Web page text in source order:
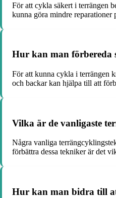
För att cykla säkert i terrängen
kunna göra mindre reparationer
Hur kan man förbereda
För att kunna cykla i terrängen
och backar kan hjälpa till att
Vilka är de vanligaste
Några vanliga
förbättra dessa tekniker är det
Hur kan man bidra till